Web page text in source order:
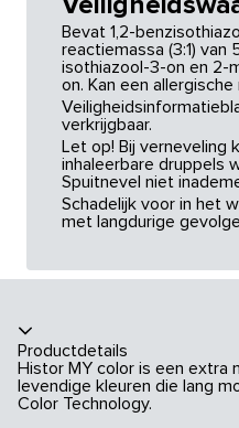
Bevat 1,2-
reactiemassa (3:1)
isothiazool-3-on en 2-
on. Kan een
verkrijgbaar.
Let op! Bij verneveling
inhaleerbare druppels
Spuitnevel niet
Schadelijk voor in het
met langdurige
Productdetails
Histor MY color is een
levendige kleuren die lang
Color Technology.